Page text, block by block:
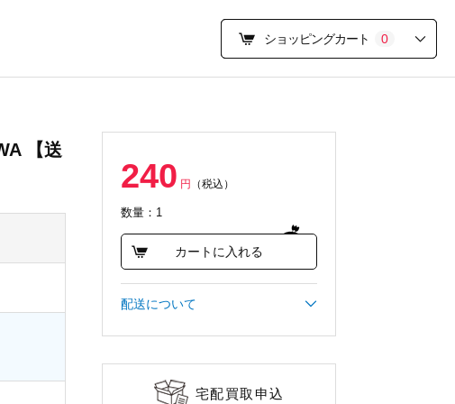
ショッピングカート 0
240 円 （税込）
数量：1
カートに入れる
配送について
宅配買取申込
【送